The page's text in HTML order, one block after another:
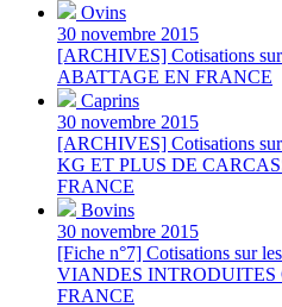
Ovins
30 novembre 2015
[ARCHIVES] Cotisations
ABATTAGE EN FRANCE
Caprins
30 novembre 2015
[ARCHIVES] Cotisations
KG ET PLUS DE
FRANCE
Bovins
30 novembre 2015
[Fiche n°7] Cotisations sur
VIANDES INTRODUITES
FRANCE